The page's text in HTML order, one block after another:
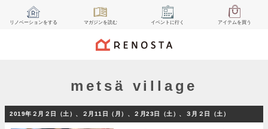
リノベーションをする マガジンを読む イベント に行く アイテムを買う
metsä village
2019年２月２日（土）、２月11日（月）、２月23日（土）、３月２日（土）